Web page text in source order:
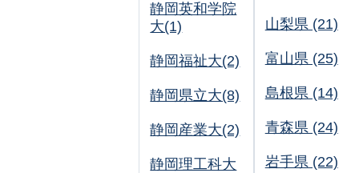
静岡英和学院
大(1)
静岡福祉大(2)
静岡県立大(8)
静岡産業大(2)
静岡理工科大
山梨県 (21)
富山県 (25)
島根県 (14)
青森県 (24)
岩手県 (22)